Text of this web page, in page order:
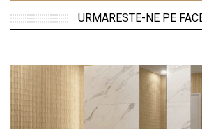
URMARESTE-NE PE